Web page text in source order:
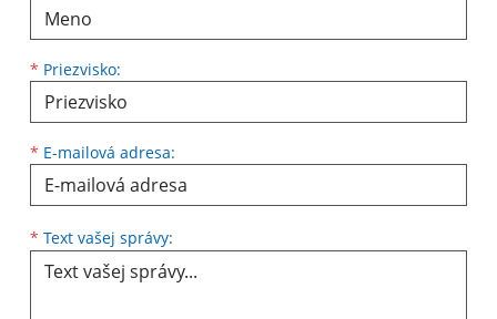
* Priezvisko:
* E-mailová adresa:
* Text vašej správy: